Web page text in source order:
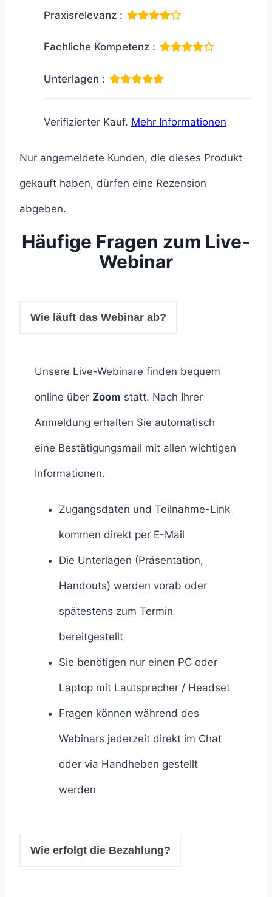
Praxisrelevanz :
Fachliche Kompetenz :
Unterlagen :
Verifizierter Kauf. Mehr Informationen
Nur angemeldete Kunden, die dieses Produkt
gekauft haben, dürfen eine Rezension
abgeben.
Häufige Fragen zum Live-
Webinar
Wie läuft das Webinar ab?
Unsere Live-Webinare finden bequem
online über Zoom statt. Nach Ihrer
Anmeldung erhalten Sie automatisch
eine Bestätigungsmail mit allen wichtigen
Informationen.
Zugangsdaten und Teilnahme-Link
kommen direkt per E-Mail
Die Unterlagen (Präsentation,
Handouts) werden vorab oder
spätestens zum Termin
bereitgestellt
Sie benötigen nur einen PC oder
Laptop mit Lautsprecher / Headset
Fragen können während des
Webinars jederzeit direkt im Chat
oder via Handheben gestellt
werden
Wie erfolgt die Bezahlung?